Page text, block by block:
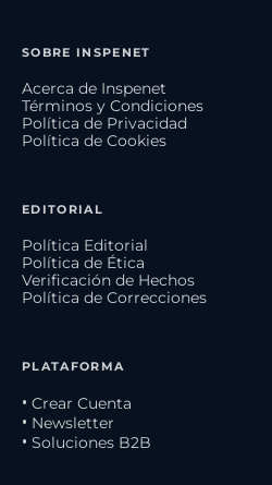
SOBRE INSPENET
Acerca de Inspenet
Términos y Condiciones
Política de Privacidad
Política de Cookies
EDITORIAL
Política Editorial
Política de Ética
Verificación de Hechos
Política de Correcciones
PLATAFORMA
• Crear Cuenta
• Newsletter
• Soluciones B2B